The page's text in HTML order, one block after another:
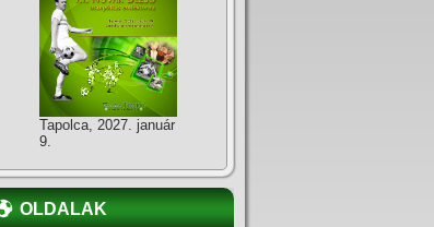
Tapolca, 2027. január
9.
OLDALAK